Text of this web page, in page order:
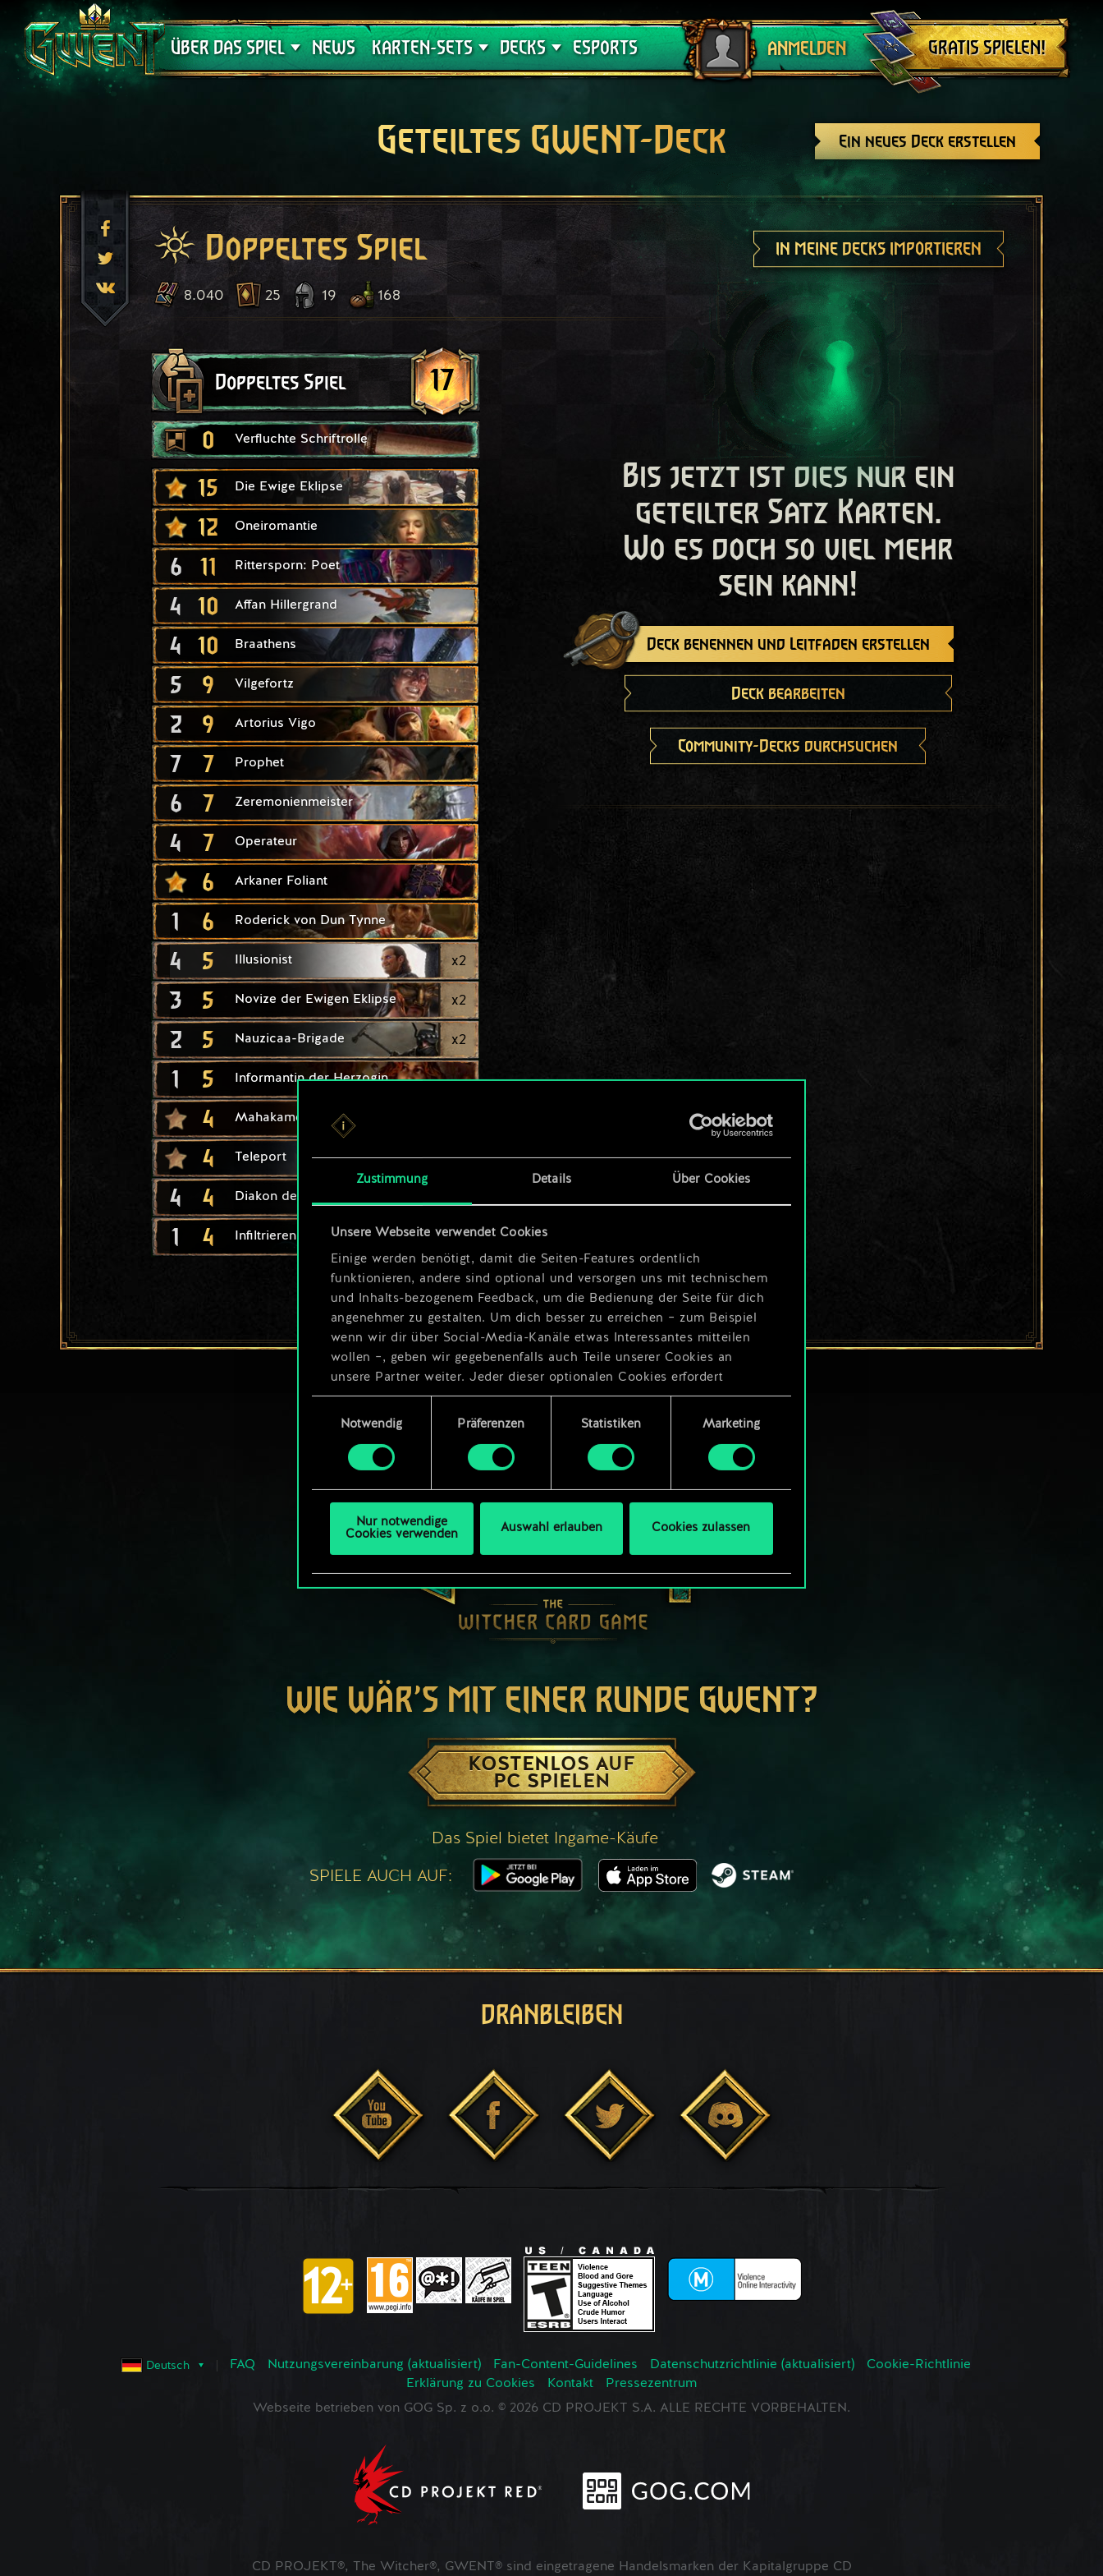
Zustimmung Details Über Cookies
Unsere Webseite verwendet Cookies
Einige werden benötigt, damit die Seiten-Features ordentlich
funktionieren, andere sind optional und versorgen uns mit technischem
und Inhalts-bezogenem Feedback, um die Bedienung der Seite für dich
angenehmer zu gestalten. Um dich besser zu erreichen – zum Beispiel
wenn wir dir über Social-Media-Kanäle etwas Interessantes mitteilen
wollen –, geben wir gegebenenfalls auch Teile unserer Cookies an
unsere Partner weiter. Jeder dieser optionalen Cookies erfordert
allerdings deine Zustimmung.
„Einstellungen“, wo du, falls gewünscht, auch alle Einstellungen rund
Notwendig
Präferenzen Statistiken Marketing
Nur notwendige
Cookies verwenden
Auswahl erlauben Cookies zulassen
ÜBER DAS SPIEL
Support
NEWS KARTEN-SETS
Crimson Curse
DECKS
Deck-Leitfäden
ESPORTS ANMELDEN
Abmelden
GRATIS SPIELEN!
Ein neues Deck erstellen
Geteiltes GWENT-Deck
Doppeltes Spiel IN MEINE DECKS IMPORTIEREN
8.040 25 19 168
Doppeltes Spiel 17
0 Verfluchte Schriftrolle
15 Die Ewige Eklipse
12 Oneiromantie
6 11 Rittersporn: Poet
4 10 Affan Hillergrand
4 10 Braathens
5 9 Vilgefortz
2 9 Artorius Vigo
7 7 Prophet
6 7 Zeremonienmeister
4 7 Operateur
6 Arkaner Foliant
1 6 Roderick von Dun Tynne
4 5 Illusionist x2
3 5 Novize der Ewigen Eklipse x2
2 5 Nauzicaa-Brigade x2
1 5 Informantin der Herzogin
4 Mahakamer Ale
4 Teleport x2
4 4 Diakon der Ewigen Eklipse
1 4 Infiltrierende Magierin
Bis jetzt ist dies nur ein
geteilter Satz Karten.
Wo es doch so viel mehr
sein kann!
Deck benennen und Leitfaden erstellen
Deck bearbeiten
Community-Decks durchsuchen
WIE WÄR’S MIT EINER RUNDE GWENT?
KOSTENLOS AUF
PC SPIELEN
Das Spiel bietet Ingame-Käufe
SPIELE AUCH AUF:
DRANBLEIBEN
Deutsch FAQ Nutzungsvereinbarung (aktualisiert) Fan-Content-Guidelines Datenschutzrichtlinie (aktualisiert)
Cookie-Richtlinie
Erklärung zu Cookies
Kontakt
Pressezentrum
Webseite betrieben von GOG Sp. z o.o. © 2026 CD PROJEKT S.A. ALLE RECHTE VORBEHALTEN.
CD PROJEKT®, The Witcher®, GWENT® sind eingetragene Handelsmarken der Kapitalgruppe CD